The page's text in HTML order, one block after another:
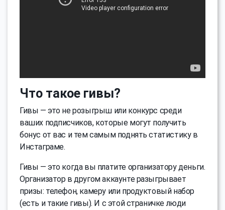
Что такое гивы?
Гивы — это не розыгрыш или конкурс среди
ваших подписчиков, которые могут получить
бонус от вас и тем самым поднять статистику в
Инстаграме.
Гивы — это когда вы платите организатору деньги.
Организатор в другом аккаунте разыгрывает
призы: телефон, камеру или продуктовый набор
(есть и такие гивы). И с этой страничке люди